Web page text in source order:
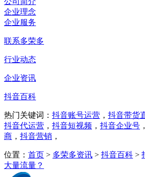
企业理念
企业服务
联系多荣多
行业动态
企业资讯
抖音百科
热门关键词： 抖音账号运营 ， 抖音带货
抖音代运营 ， 抖音短视频 ， 抖音企业号 ，
商 ， 抖音营销 ，
位置： 首页 > 多荣多资讯 > 抖音百科 >
大量流量？